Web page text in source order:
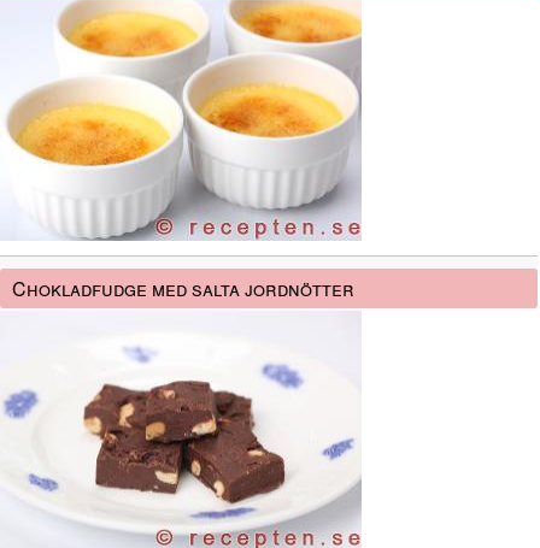
Chokladfudge med salta jordnötter